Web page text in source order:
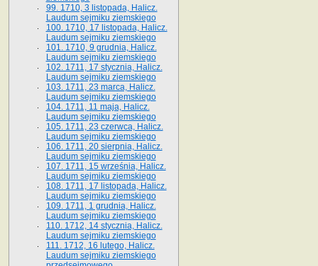
99. 1710, 3 listopada, Halicz.
Laudum sejmiku ziemskiego
100. 1710, 17 listopada, Halicz.
Laudum sejmiku ziemskiego
101. 1710, 9 grudnia, Halicz.
Laudum sejmiku ziemskiego
102. 1711, 17 stycznia, Halicz.
Laudum sejmiku ziemskiego
103. 1711, 23 marca, Halicz.
Laudum sejmiku ziemskiego
104. 1711, 11 maja, Halicz.
Laudum sejmiku ziemskiego
105. 1711, 23 czerwca, Halicz.
Laudum sejmiku ziemskiego
106. 1711, 20 sierpnia, Halicz.
Laudum sejmiku ziemskiego
107. 1711, 15 września, Halicz.
Laudum sejmiku ziemskiego
108. 1711, 17 listopada, Halicz.
Laudum sejmiku ziemskiego
109. 1711, 1 grudnia, Halicz.
Laudum sejmiku ziemskiego
110. 1712, 14 stycznia, Halicz.
Laudum sejmiku ziemskiego
111. 1712, 16 lutego, Halicz.
Laudum sejmiku ziemskiego